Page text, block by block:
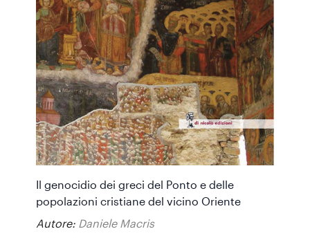
Il genocidio dei greci del Ponto e delle
popolazioni cristiane del vicino Oriente
Autore: Daniele Macris